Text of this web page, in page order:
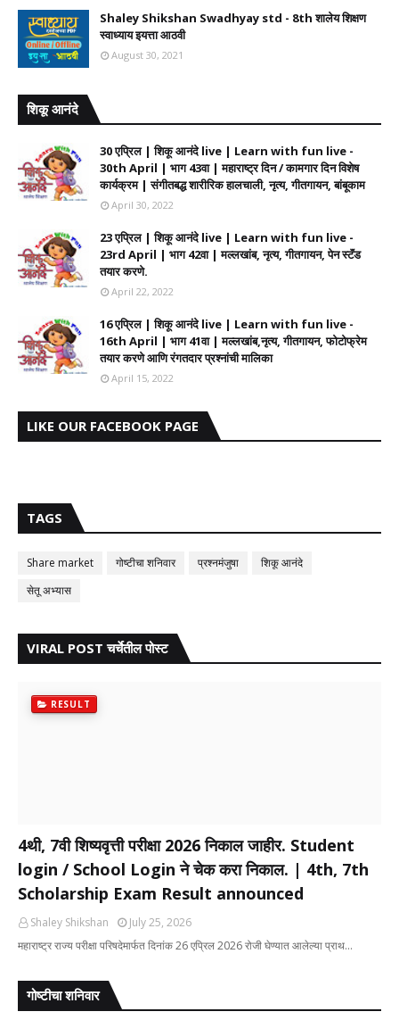
Shaley Shikshan Swadhyay std - 8th शालेय शिक्षण
स्वाध्याय इयत्ता आठवी
August 30, 2021
शिकू आनंदे
30 एप्रिल | शिकू आनंदे live | Learn with fun live -
30th April | भाग 43वा | महाराष्ट्र दिन / कामगार दिन विशेष
कार्यक्रम | संगीतबद्ध शारीरिक हालचाली, नृत्य, गीतगायन, बांबूकाम
April 30, 2022
23 एप्रिल | शिकू आनंदे live | Learn with fun live -
23rd April | भाग 42वा | मल्लखांब, नृत्य, गीतगायन, पेन स्टॅंड
तयार करणे.
April 22, 2022
16 एप्रिल | शिकू आनंदे live | Learn with fun live -
16th April | भाग 41वा | मल्लखांब,नृत्य, गीतगायन, फोटोफ्रेम
तयार करणे आणि रंगतदार प्रश्नांची मालिका
April 15, 2022
LIKE OUR FACEBOOK PAGE
TAGS
Share market गोष्टीचा शनिवार प्रश्नमंजुषा
शिकू आनंदे
सेतू अभ्यास
VIRAL POST चर्चेतील पोस्ट
RESULT
4थी, 7वी शिष्यवृत्ती परीक्षा 2026 निकाल जाहीर. Student
login / School Login ने चेक करा निकाल. | 4th, 7th
Scholarship Exam Result announced
Shaley Shikshan
July 25, 2026
महाराष्ट्र राज्य परीक्षा परिषदेमार्फत दिनांक 26 एप्रिल 2026 रोजी घेण्यात आलेल्या प्राथ…
गोष्टीचा शनिवार